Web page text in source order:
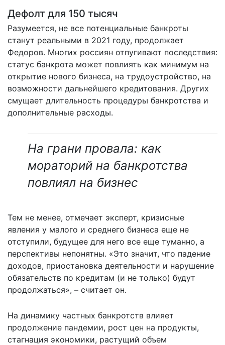
Дефолт для 150 тысяч
Разумеется, не все потенциальные банкроты
станут реальными в 2021 году, продолжает
Федоров. Многих россиян отпугивают последствия:
статус банкрота может повлиять как минимум на
открытие нового бизнеса, на трудоустройство, на
возможности дальнейшего кредитования. Других
смущает длительность процедуры банкротства и
дополнительные расходы.
На грани провала: как
мораторий на банкротства
повлиял на бизнес
Тем не менее, отмечает эксперт, кризисные
явления у малого и среднего бизнеса еще не
отступили, будущее для него все еще туманно, а
перспективы непонятны. «Это значит, что падение
доходов, приостановка деятельности и нарушение
обязательств по кредитам (и не только) будут
продолжаться», – считает он.
На динамику частных банкротств влияет
продолжение пандемии, рост цен на продукты,
стагнация экономики, растущий объем